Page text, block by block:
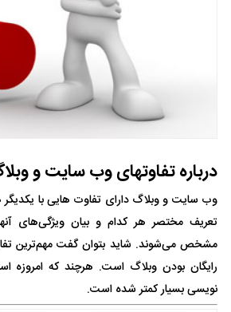
درباره تفاوتهای وب سایت و
وب سایت و وبلاگ دارای تفاوت هایی با
تعریف مختصر هر کدام و بیان ویژگی‌های
مشخص می‌شوند. شاید بتوان گفت مهم‌ترین
رایگان بودن وبلاگ است. هرچند که امروزه
نویسی بسیار کمتر شده است.